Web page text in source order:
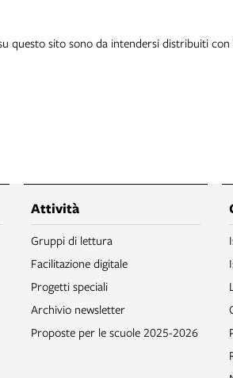
questo sito sono da intendersi distribuiti con
Attività
Gruppi di lettura
Facilitazione digitale
Progetti speciali
Archivio newsletter
Proposte per le scuole 2025-2026